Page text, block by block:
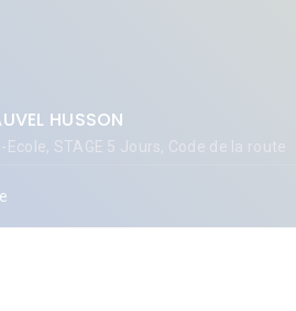
HUSSON
STAGE 5 Jours, Code de la route